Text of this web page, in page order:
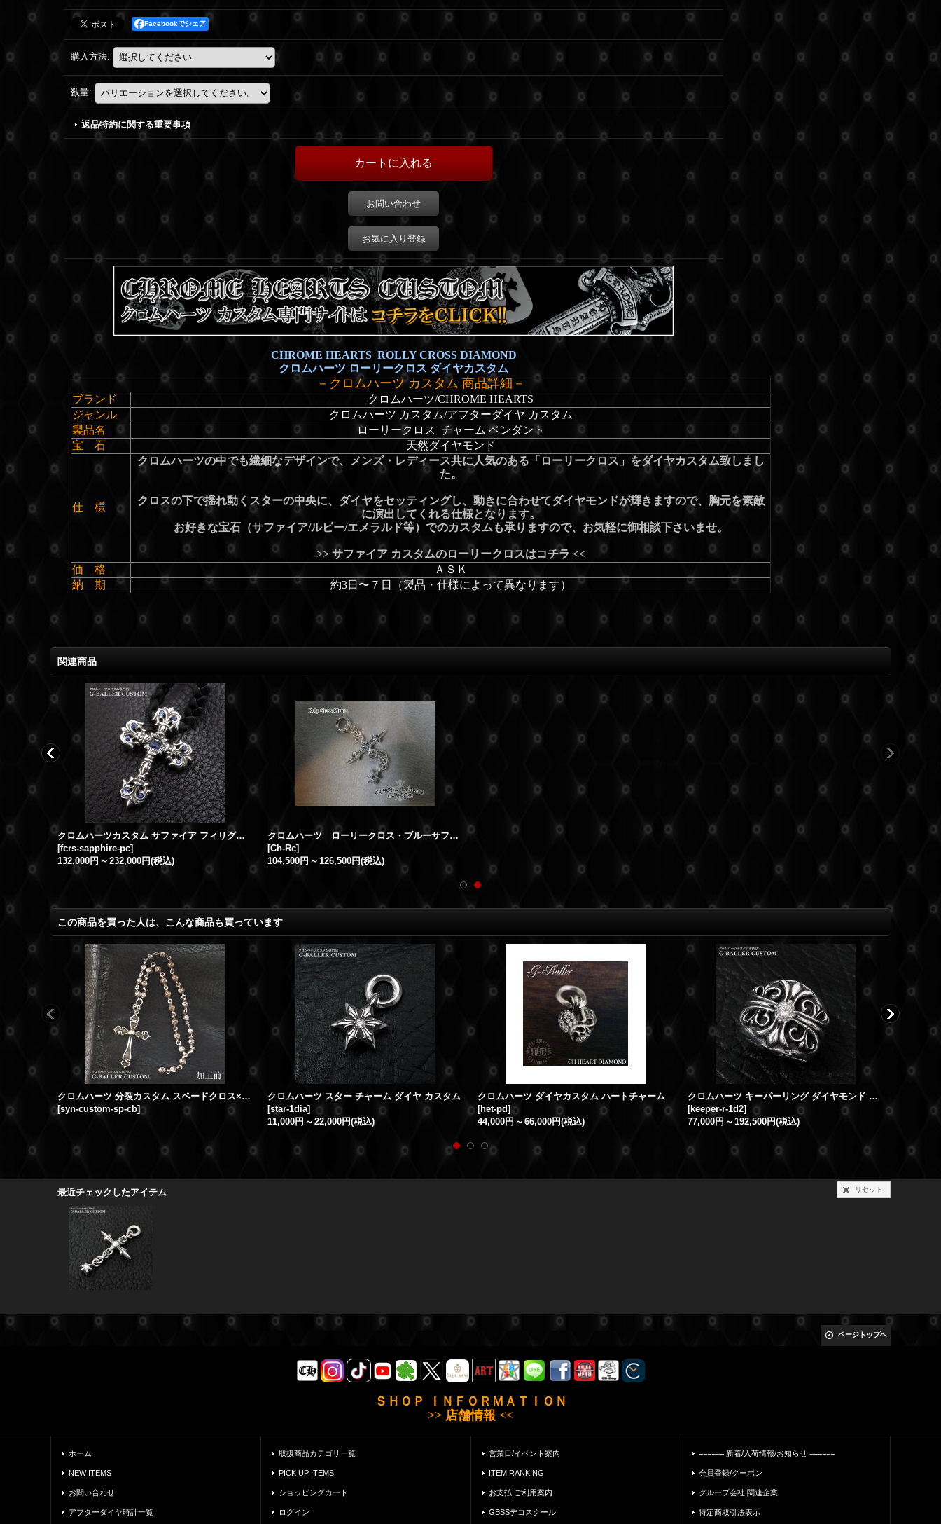
Facebookでシェア
購入方法:
数量:
返品特約に関する重要事項
お問い合わせ
お気に入り登録
CHROME HEARTS ROLLY CROSS DIAMOND
クロムハーツ ローリークロス ダイヤカスタム
－クロムハーツ カスタム 商品詳細－
ブランド
クロムハーツ/CHROME HEARTS
ジャンル
クロムハーツ カスタム/アフターダイヤ カスタム
製品名
ローリークロス チャーム ペンダント
宝 石
天然ダイヤモンド
仕 様
クロムハーツの中でも繊細なデザインで、メンズ・レディース共に人気のある「ローリークロス」をダイヤカスタム致しまし
た。
クロスの下で揺れ動くスターの中央に、ダイヤをセッティングし、動きに合わせてダイヤモンドが輝きますので、胸元を素敵
に演出してくれる仕様となります。
お好きな宝石（サファイア/ルビー/エメラルド等）でのカスタムも承りますので、 お気軽に御相談下さいませ。
>> サファイア カスタムのローリークロスはコチラ <<
価 格
ＡＳＫ
納 期
約3日〜７日（製品・仕様によって異なります）
関連商品
ヤ
クロムハーツカスタム サファイア フィリグリークロス XS レザーブレイド ペンダント
[fcrs-sapphire-pc]
132,000円 ～ 232,000円(税込)
クロムハーツ ローリークロス・ブルーサファイア 加工 クロムハーツカスタム
[Ch-Rc]
104,500円 ～ 126,500円(税込)
この商品を買った人は、こんな商品も買っています
クロムハーツ 分裂カスタム スペードクロス×クロスボール
[syn-custom-sp-cb]
クロムハーツ スター チャーム ダイヤ カスタム
[star-1dia]
11,000円 ～ 22,000円(税込)
クロムハーツ ダイヤカスタム ハートチャーム
[het-pd]
44,000円 ～ 66,000円(税込)
クロムハーツ キーパーリング ダイヤモンド カスタム
[keeper-r-1d2]
77,000円 ～ 192,500円(税込)
最近チェックしたアイテム リセット
ページトップへ
ＳＨＯＰ ＩＮＦＯＲＭＡＴＩＯＮ
>> 店舗情報 <<
ホーム
NEW ITEMS
お問い合わせ
アフターダイヤ時計一覧
取扱商品カテゴリ一覧
PICK UP ITEMS
ショッピングカート
ログイン
営業日/イベント案内
ITEM RANKING
お支払|ご利用案内
GBSSデコスクール
====== 新着/入荷情報/お知らせ ======
会員登録/クーポン
グループ会社|関連企業
特定商取引法表示